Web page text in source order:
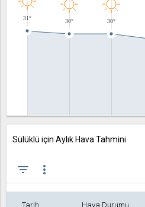
31° 30°
30°
Sülüklü için Aylık Hava Tahmini
filter_list more_vert
Tarih Hava Durumu